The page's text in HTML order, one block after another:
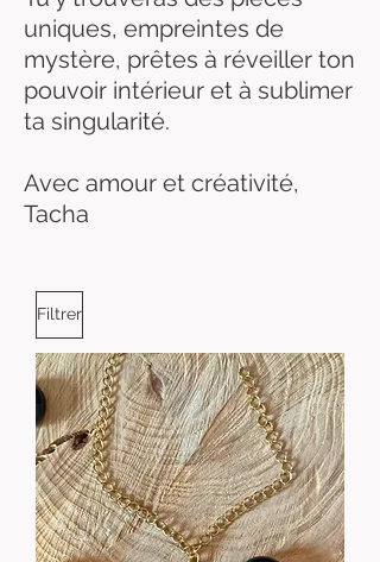
uniques, empreintes de
mystère, prêtes à réveiller ton
pouvoir intérieur et à sublimer
ta singularité.
Avec amour et créativité,
Tacha
Filtrer